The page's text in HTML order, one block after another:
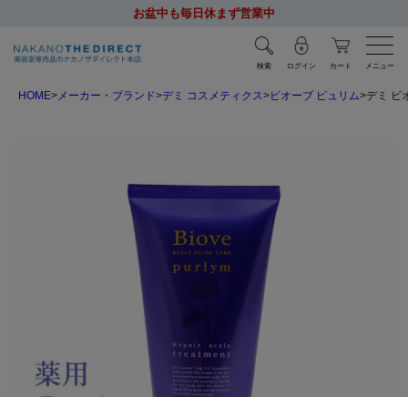
お盆中も毎日休まず営業中
検索 ログイン カート メニュー
HOME メーカー・ブランド デミ コスメティクス ビオーブ ピュリム デミ ビ